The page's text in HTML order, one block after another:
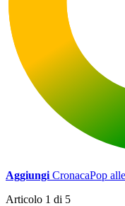
Aggiungi CronacaPop
Articolo 1 di 5